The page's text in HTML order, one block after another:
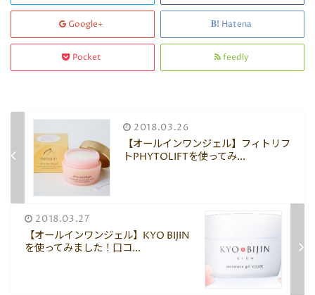
Google+ Hatena
Pocket feedly
2018.03.26
【オールインワンジェル】フィトリフ
トPHYTOLIFTを使ってみ...
2018.03.27
【オールインワンジェル】KYO BIJIN
を使ってみました！口コ...